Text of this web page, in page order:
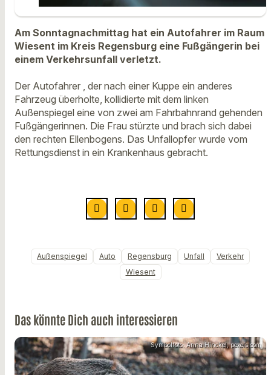
Am Sonntagnachmittag hat ein Autofahrer im Raum
Wiesent im Kreis Regensburg eine Fußgängerin bei
einem Verkehrsunfall verletzt.
Der Autofahrer , der nach einer Kuppe ein anderes
Fahrzeug überholte, kollidierte mit dem linken
Außenspiegel eine von zwei am Fahrbahnrand gehenden
Fußgängerinnen. Die Frau stürzte und brach sich dabei
den rechten Ellenbogens. Das Unfallopfer wurde vom
Rettungsdienst in ein Krankenhaus gebracht.
Außenspiegel Auto Regensburg Unfall
Verkehr
Wiesent
Das könnte Dich auch interessieren
Symbolfoto: Anna Hinckel, pexels.com